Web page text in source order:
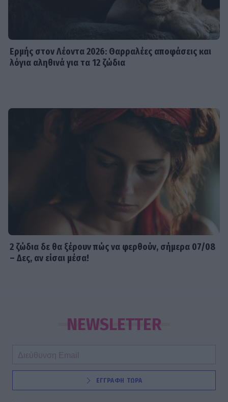
Ερμής στον Λέοντα 2026: Θαρραλέες αποφάσεις και
λόγια αληθινά για τα 12 ζώδια
2 ζώδια δε θα ξέρουν πώς να φερθούν, σήμερα 07/08
– Δες, αν είσαι μέσα!
NEWSLETTER
ΕΓΓΡΑΦΗ ΤΩΡΑ